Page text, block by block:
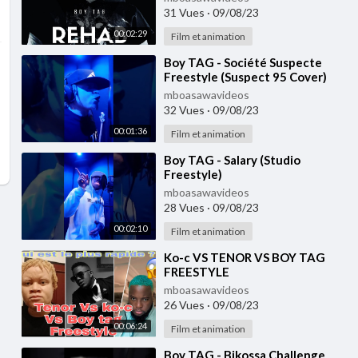
00:02:29
31 Vues · 09/08/23
Film et animation
00:01:36
⁣Boy TAG - Société Suspecte
Freestyle (Suspect 95 Cover)
mboasawavideos
32 Vues · 09/08/23
Film et animation
00:02:10
⁣Boy TAG - Salary (Studio
Freestyle)
mboasawavideos
28 Vues · 09/08/23
Film et animation
00:06:24
⁣Ko-c VS TENOR VS BOY TAG
FREESTYLE
mboasawavideos
26 Vues · 09/08/23
Film et animation
⁣Boy TAG - Bikossa Challenge